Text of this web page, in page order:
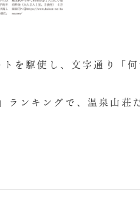
を駆使し、文字通り「
ンキングで、温泉山荘